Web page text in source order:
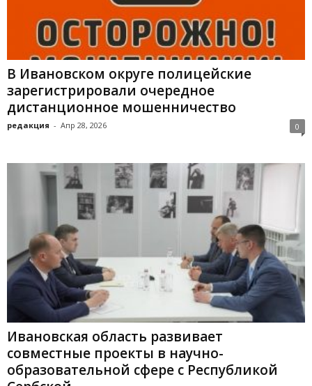
В Ивановском округе полицейские
зарегистрировали очередное
дистанционное мошенничество
редакция - Апр 28, 2026 0
Ивановская область развивает
совместные проекты в научно-
образовательной сфере с Республикой